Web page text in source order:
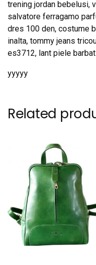
trening jordan bebelusi,
salvatore ferragamo
dres 100 den, costume
inalta, tommy jeans
es3712, lant piele
yyyyy
Related